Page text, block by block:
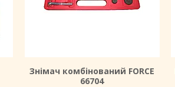
Знімач комбінований FORCE
66704